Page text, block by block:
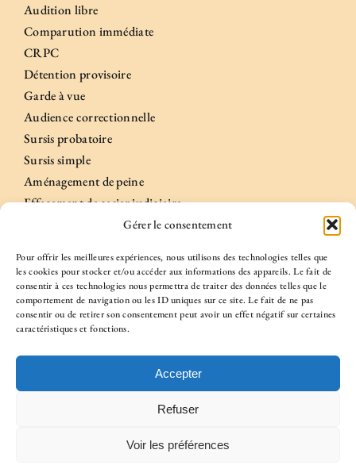
Gérer le consentement
Pour offrir les meilleures expériences, nous utilisons des technologies telles que
les cookies pour stocker et/ou accéder aux informations des appareils. Le fait de
consentir à ces technologies nous permettra de traiter des données telles que le
comportement de navigation ou les ID uniques sur ce site. Le fait de ne pas
consentir ou de retirer son consentement peut avoir un effet négatif sur certaines
caractéristiques et fonctions.
Accepter
Refuser
Voir les préférences
Audition libre
Comparution immédiate
CRPC
Détention provisoire
Garde à vue
Audience correctionnelle
Sursis probatoire
Sursis simple
Aménagement de peine
Effacement de casier judiciaire
Informations
A propos
Case n°22
Honoraires